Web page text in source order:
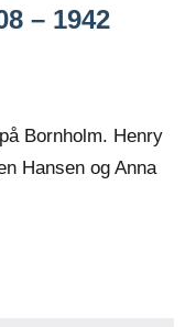
– 1942
Bornholm. Henry
Hansen og Anna